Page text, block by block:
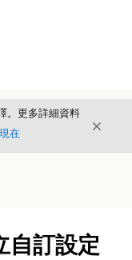
。更多詳細資料
在 結束
自訂設定